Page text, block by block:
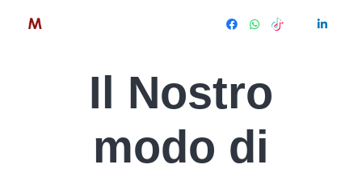
Il Nostro
modo di